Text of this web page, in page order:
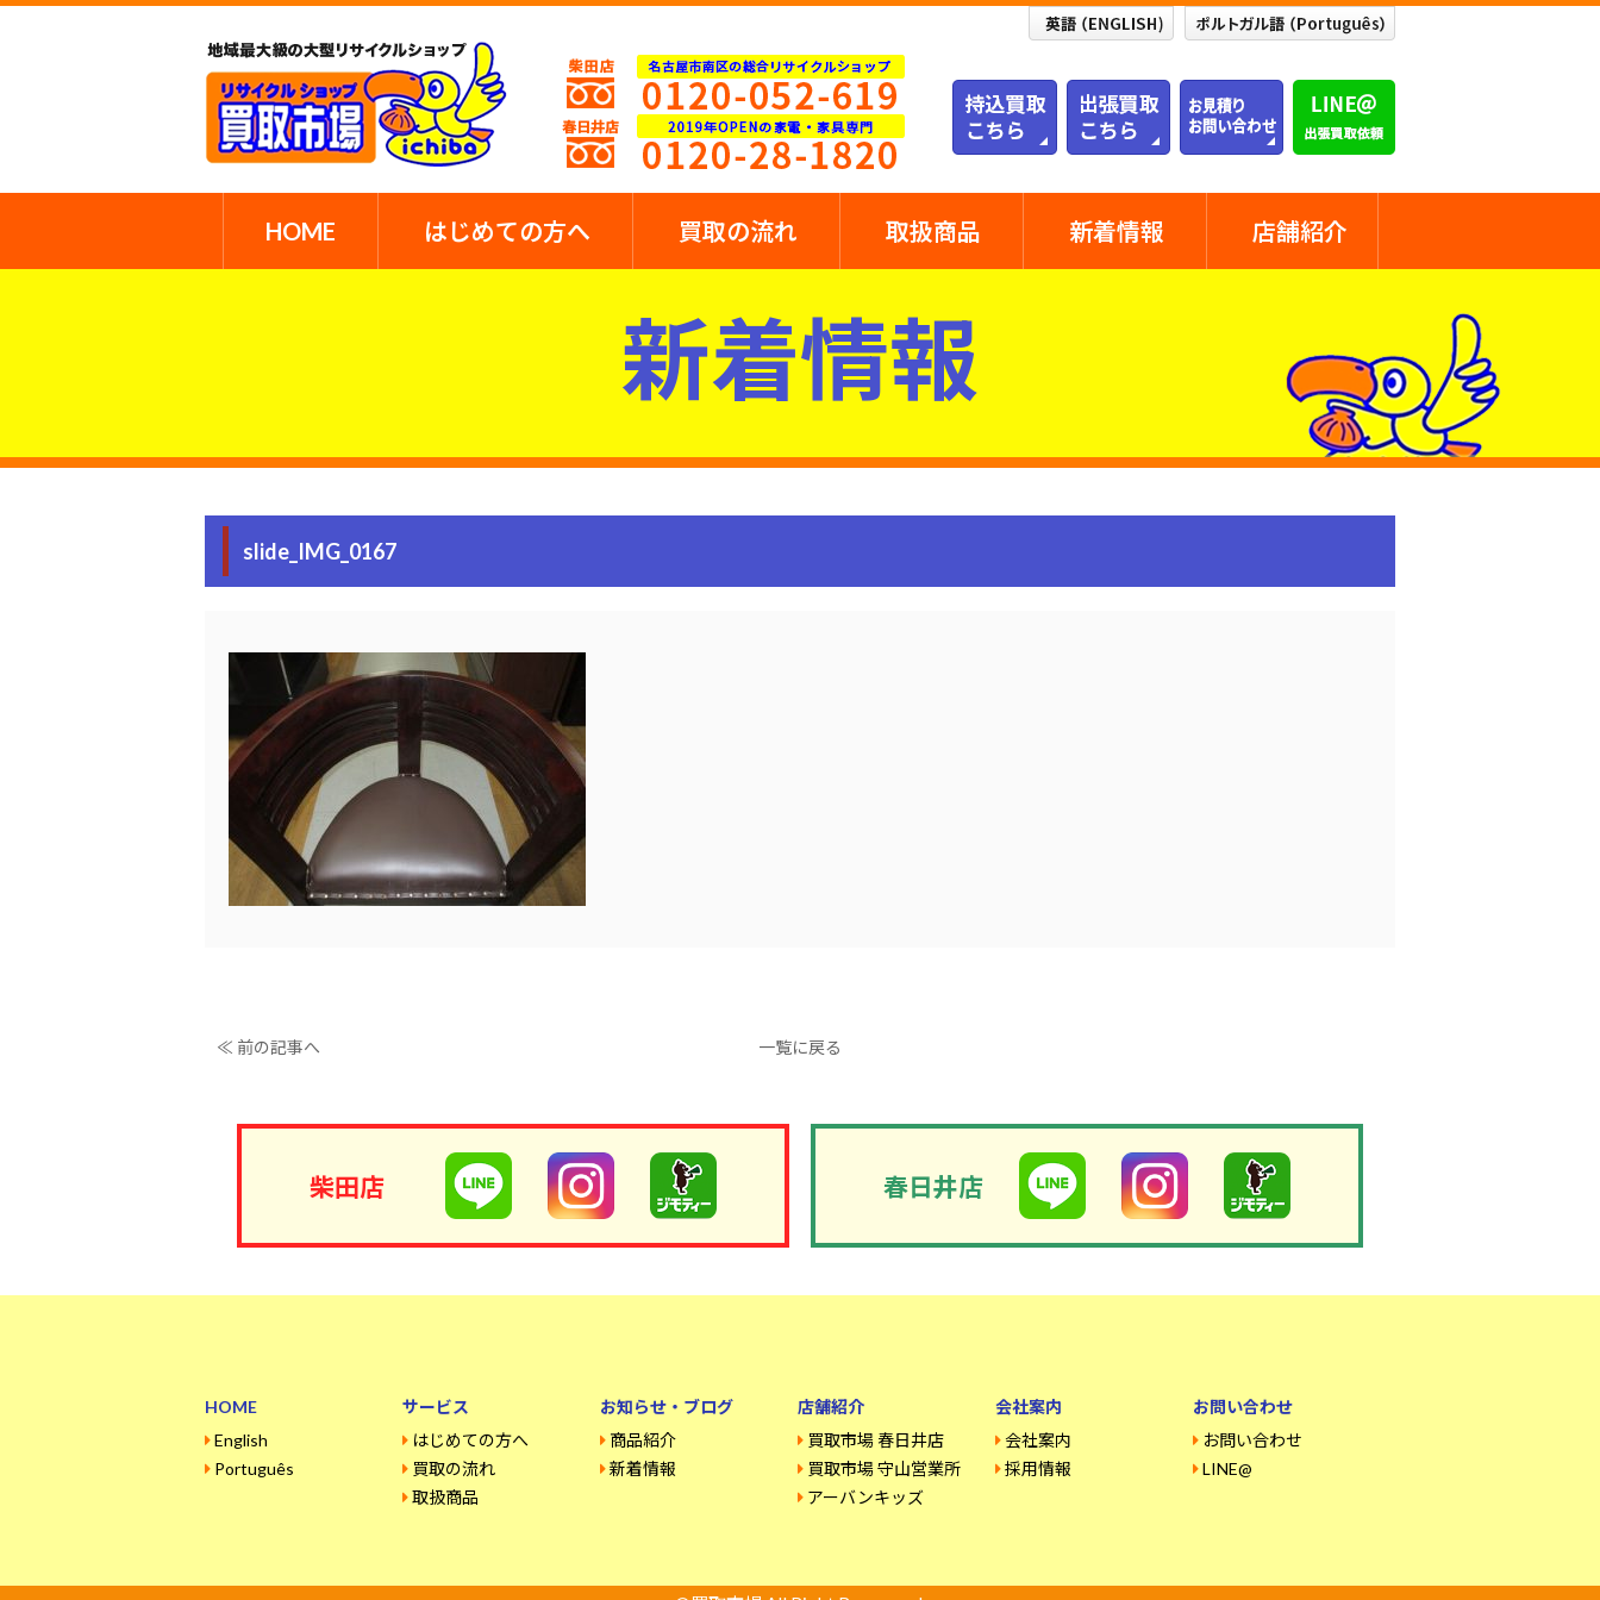
HOME はじめての方へ 買取の流れ 取扱商品 新着情報 店舗紹介
新着情報
slide_IMG_0167
≪ 前の記事へ 一覧に戻る
柴田店 春日井店
HOME
English
Português
サービス
はじめての方へ
買取の流れ
取扱商品
お知らせ・ブログ
商品紹介
新着情報
店舗紹介
買取市場 春日井店
買取市場 守山営業所
アーバンキッズ
会社案内
会社案内
採用情報
お問い合わせ
お問い合わせ
LINE@